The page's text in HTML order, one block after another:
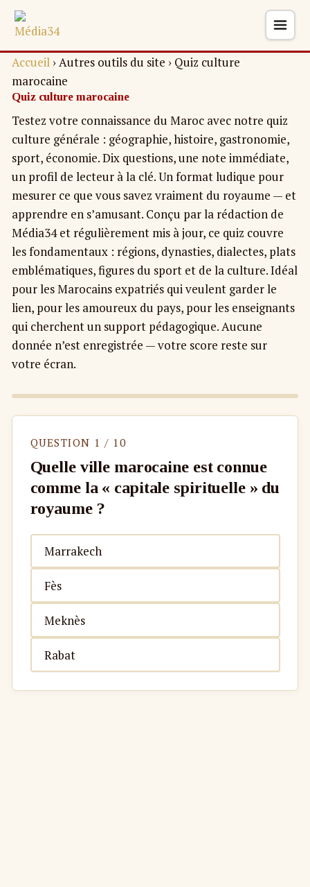
Accueil ›Autres outils du site › Quiz culture
marocaine
Quiz culture marocaine
Testez votre connaissance du Maroc avec notre quiz
culture générale : géographie, histoire, gastronomie,
sport, économie. Dix questions, une note immédiate,
un profil de lecteur à la clé. Un format ludique pour
mesurer ce que vous savez vraiment du royaume — et
apprendre en s’amusant. Conçu par la rédaction de
Média34 et régulièrement mis à jour, ce quiz couvre
les fondamentaux : régions, dynasties, dialectes, plats
emblématiques, figures du sport et de la culture. Idéal
pour les Marocains expatriés qui veulent garder le
lien, pour les amoureux du pays, pour les enseignants
qui cherchent un support pédagogique. Aucune
donnée n’est enregistrée — votre score reste sur
votre écran.
QUESTION 1 / 10
Quelle ville marocaine est connue
comme la « capitale spirituelle » du
royaume ?
Marrakech
Fès
Meknès
Rabat